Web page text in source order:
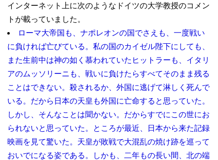
インターネット上に次のようなドイツの大学教授のコメン
トが載っていました。
ローマ大帝国も、ナポレオンの国でさえも、一度戦い
に負ければ亡びている。私の国のカイゼル陛下にしても、
また生前中は神の如く慕われていたヒットラーも、イタリ
アのムッソリーニも、戦いに負けたらすべてそのまま残る
ことはできない。殺されるか、外国に逃げて淋しく死んで
いる。だから日本の天皇も外国に亡命すると思っていた。
しかし、そんなことは聞かない。だからすでにこの世にお
られないと思っていた。ところが最近、日本から来た記録
映画を見て驚いた。天皇が敗戦で大混乱の焼け跡を巡って
おいでになる姿である。しかも、二年もの長い間、北の端